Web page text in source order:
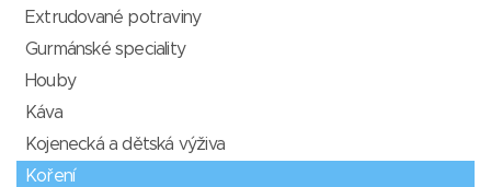
Extrudované potraviny
Gurmánské speciality
Houby
Káva
Kojenecká a dětská výživa
Koření